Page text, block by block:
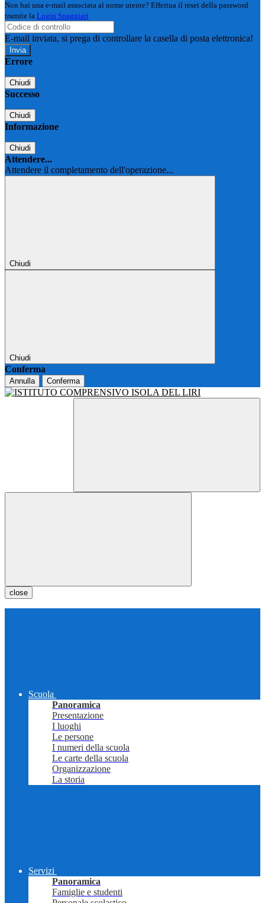
Non hai una e-mail associata al nome utente? Effettua il reset della password
tramite la Login Spaggiari
E-mail inviata, si prega di controllare la casella di posta elettronica!
Errore
Chiudi
Successo
Chiudi
Informazione
Chiudi
Attendere...
Attendere il completamento dell'operazione...
Chiudi
Chiudi
Conferma
Annulla Conferma
close
Scuola
Panoramica
Presentazione
I luoghi
Le persone
I numeri della scuola
Le carte della scuola
Organizzazione
La storia
Servizi
Panoramica
Famiglie e studenti